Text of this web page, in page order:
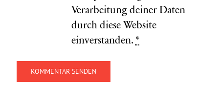
Verarbeitung deiner Daten
durch diese Website
einverstanden. *